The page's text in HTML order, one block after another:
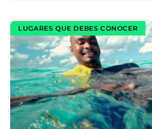
LUGARES QUE DEBES CONOCER